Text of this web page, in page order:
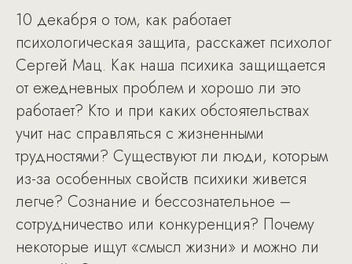
10 декабря о том, как работает
психологическая защита, расскажет психолог
Сергей Мац. Как наша психика защищается
от ежедневных проблем и хорошо ли это
работает? Кто и при каких обстоятельствах
учит нас справляться с жизненными
трудностями? Существуют ли люди, которым
из-за особенных свойств психики живется
легче? Сознание и бессознательное –
сотрудничество или конкуренция? Почему
некоторые ищут «смысл жизни» и можно ли